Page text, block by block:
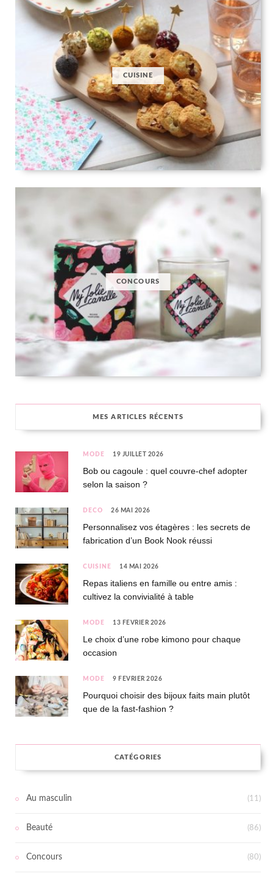
CUISINE
CONCOURS
MES ARTICLES RÉCENTS
MODE 19 JUILLET 2026
Bob ou cagoule : quel couvre-chef adopter
selon la saison ?
DÉCO 26 MAI 2026
Personnalisez vos étagères : les secrets de
fabrication d’un Book Nook réussi
CUISINE 14 MAI 2026
Repas italiens en famille ou entre amis :
cultivez la convivialité à table
MODE 13 FÉVRIER 2026
Le choix d’une robe kimono pour chaque
occasion
MODE 9 FÉVRIER 2026
Pourquoi choisir des bijoux faits main plutôt
que de la fast-fashion ?
CATÉGORIES
Au masculin (11)
Beauté (86)
Concours (80)